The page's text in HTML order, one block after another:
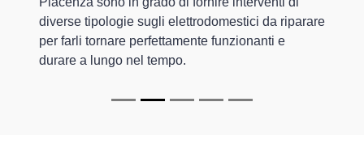
diverse tipologie sugli elettrodomestici da riparare
per farli tornare perfettamente funzionanti e
durare a lungo nel tempo.